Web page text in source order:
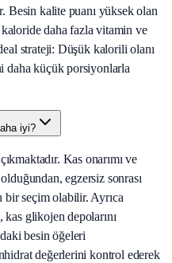
Besin kalite puanı yüksek olan
daha fazla vitamin ve
strateji: Düşük kalorili olanı
daha küçük porsiyonlarla
iyi?
Kas onarımı ve
egzersiz sonrası
bir seçim olabilir. Ayrıca
glikojen depolarını
besin öğeleri
değerlerini kontrol ederek